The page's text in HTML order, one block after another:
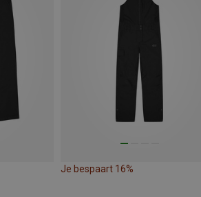
Je bespaart 16%